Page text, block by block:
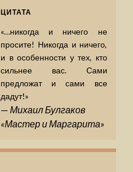
ЦИТАТА
«…никогда и ничего не
просите! Никогда и ничего,
и в особенности у тех, кто
сильнее вас. Сами
предложат и сами все
дадут!»
— Михаил Булгаков
«Мастер и Маргарита»